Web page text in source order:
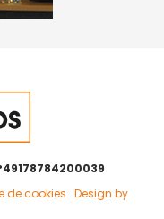
de cookies Design by